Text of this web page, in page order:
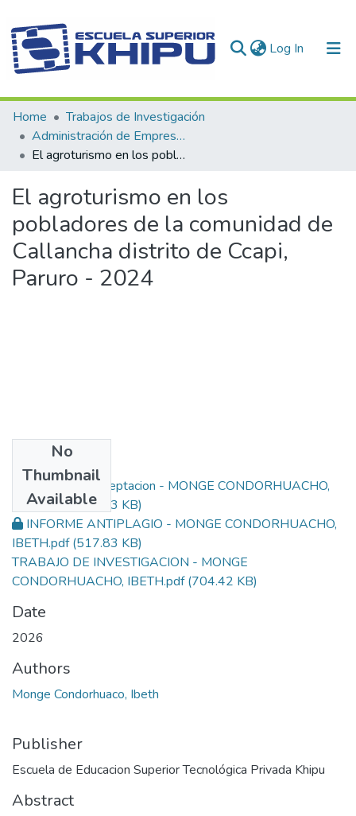
Log In (current)
Communities & Collections
All of DSpace
Home
Trabajos de Investigación
Administración de Empresas Turisticas y Hoteleras
El agroturismo en los pobladores de la comunidad de Callancha distrito de Ccapi, Paruro - 2024
El agroturismo en los
pobladores de la comunidad de
Callancha distrito de Ccapi,
Paruro - 2024
No
Thumbnail
Available
Formato de Aceptacion - MONGE CONDORHUACHO,
IBETH.pdf(314.83 KB)
INFORME ANTIPLAGIO - MONGE CONDORHUACHO,
IBETH.pdf(517.83 KB)
TRABAJO DE INVESTIGACION - MONGE
CONDORHUACHO, IBETH.pdf(704.42 KB)
Date
2026
Authors
Monge Condorhuaco, Ibeth
Publisher
Escuela de Educacion Superior Tecnológica Privada Khipu
Abstract